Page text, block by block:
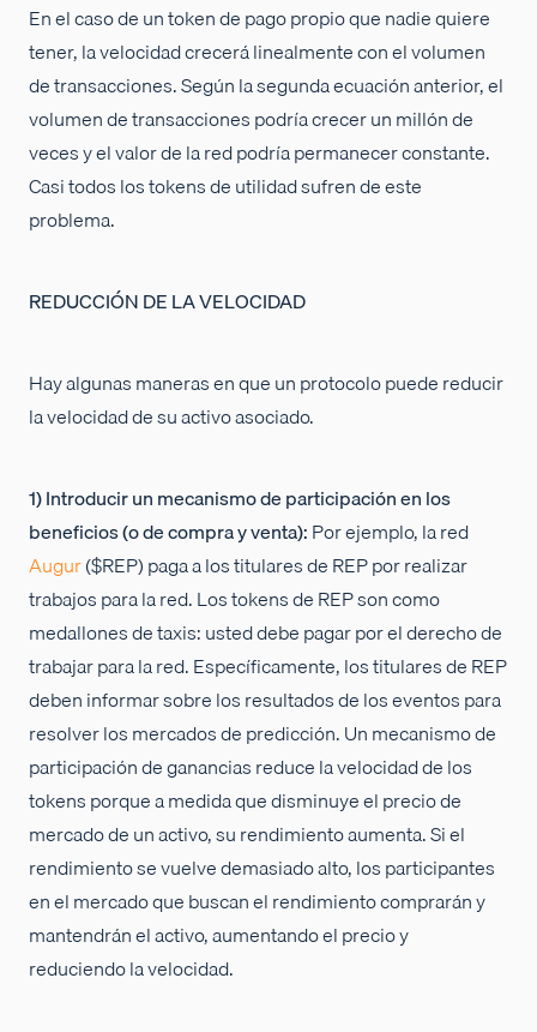
En el caso de un token de pago propio que nadie quiere
tener, la velocidad crecerá linealmente con el volumen
de transacciones. Según la segunda ecuación anterior, el
volumen de transacciones podría crecer un millón de
veces y el valor de la red podría permanecer constante.
Casi todos los tokens de utilidad sufren de este
problema.
REDUCCIÓN DE LA VELOCIDAD
Hay algunas maneras en que un protocolo puede reducir
la velocidad de su activo asociado.
1) Introducir un mecanismo de participación en los
beneficios (o de compra y venta):Por ejemplo, la red
Augur($REP) paga a los titulares de REP por realizar
trabajos para la red. Los tokens de REP son como
medallones de taxis: usted debe pagar por el derecho de
trabajar para la red. Específicamente, los titulares de REP
deben informar sobre los resultados de los eventos para
resolver los mercados de predicción. Un mecanismo de
participación de ganancias reduce la velocidad de los
tokens porque a medida que disminuye el precio de
mercado de un activo, su rendimiento aumenta. Si el
rendimiento se vuelve demasiado alto, los participantes
en el mercado que buscan el rendimiento comprarán y
mantendrán el activo, aumentando el precio y
reduciendo la velocidad.